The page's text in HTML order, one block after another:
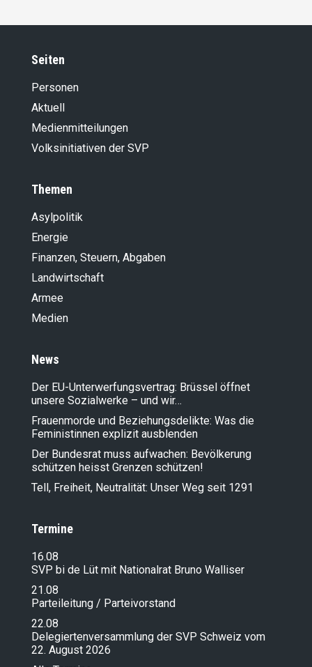
Seiten
Personen
Aktuell
Medienmitteilungen
Volksinitiativen der SVP
Themen
Asylpolitik
Energie
Finanzen, Steuern, Abgaben
Landwirt­schaft
Armee
Medien
News
Der EU-Unterwerfungsvertrag: Brüssel öffnet
unsere Sozialwerke – und wir…
Frauenmorde und Beziehungsdelikte: Was die
Feministinnen explizit ausblenden
Der Bundesrat muss aufwachen: Bevölkerung
schützen heisst Grenzen schützen!
Tell, Freiheit, Neutralität: Unser Weg seit 1291
Termine
16.08
SVP bi de Lüt mit Nationalrat Bruno Walliser
21.08
Parteileitung / Parteivorstand
22.08
Delegiertenversammlung der SVP Schweiz vom
22. August 2026